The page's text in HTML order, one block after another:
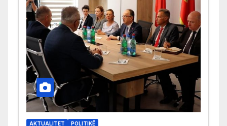
AKTUALITET POLITIKË